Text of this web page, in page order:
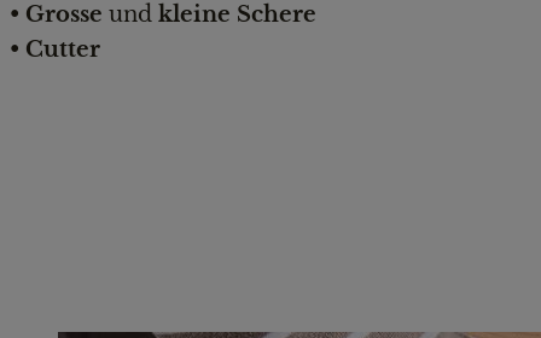
• Grosse und kleine Schere
• Cutter